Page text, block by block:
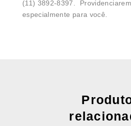
(11) 3892-8397.
especialmente para você.